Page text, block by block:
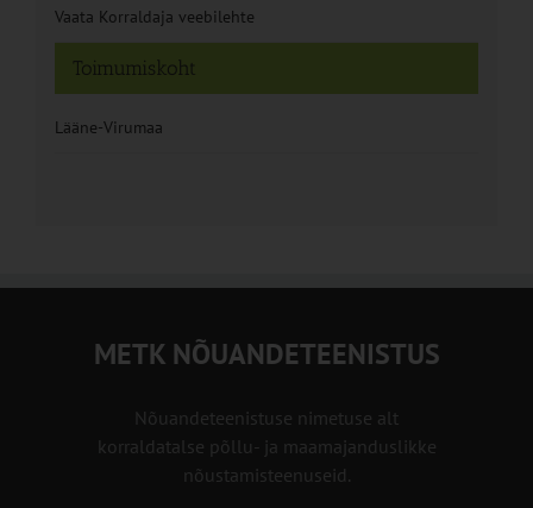
Toimumiskoht
Lääne-Virumaa
Vaata Korraldaja veebilehte
METK NÕUANDETEENISTUS
Nõuandeteenistuse nimetuse alt
korraldatalse põllu- ja maamajanduslikke
nõustamisteenuseid.